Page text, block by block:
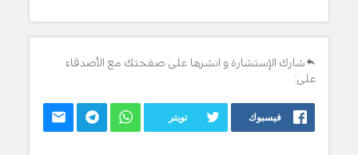
شارك الإستشارة و انشرها على صفحتك مع الأصدقاء
على:
فيسبوك تويتر